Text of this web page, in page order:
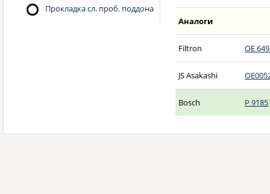
Прокладка сл. проб. поддона
Аналоги
Filtron OE
JS Asakashi
Bosch P 9185